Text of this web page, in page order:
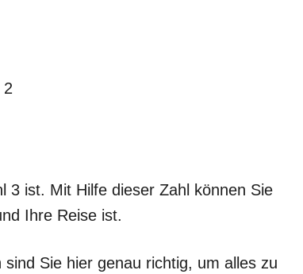
3 ist. Mit Hilfe dieser Zahl können Sie
Ihre Reise ist.
Sie hier genau richtig, um alles zu